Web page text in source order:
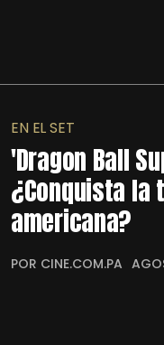
EN EL SET
'Dragon Ball
¿Conquista la
americana?
POR CINE.COM.PA